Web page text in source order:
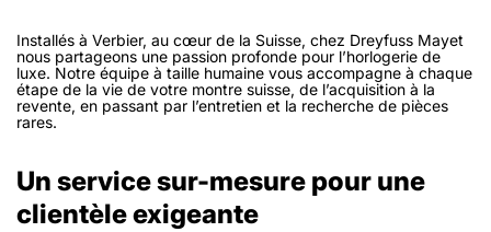
Installés à Verbier, au cœur de la Suisse, chez Dreyfuss Mayet
nous partageons une passion profonde pour l’horlogerie de
luxe. Notre équipe à taille humaine vous accompagne à chaque
étape de la vie de votre montre suisse, de l’acquisition à la
revente, en passant par l’entretien et la recherche de pièces
rares.
Un service sur-mesure pour une
clientèle exigeante